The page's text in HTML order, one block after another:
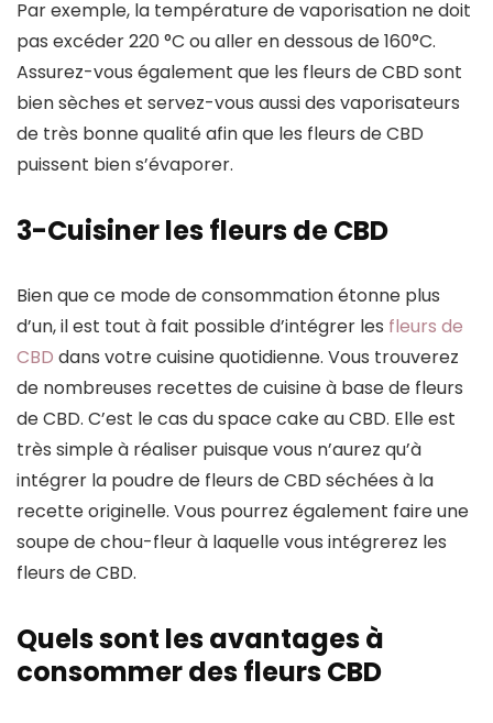
Par exemple, la température de vaporisation ne doit
pas excéder 220 °C ou aller en dessous de 160°C.
Assurez-vous également que les fleurs de CBD sont
bien sèches et servez-vous aussi des vaporisateurs
de très bonne qualité afin que les fleurs de CBD
puissent bien s’évaporer.
3-Cuisiner les fleurs de CBD
Bien que ce mode de consommation étonne plus
d’un, il est tout à fait possible d’intégrer les fleurs de
CBD dans votre cuisine quotidienne. Vous trouverez
de nombreuses recettes de cuisine à base de fleurs
de CBD. C’est le cas du space cake au CBD. Elle est
très simple à réaliser puisque vous n’aurez qu’à
intégrer la poudre de fleurs de CBD séchées à la
recette originelle. Vous pourrez également faire une
soupe de chou-fleur à laquelle vous intégrerez les
fleurs de CBD.
Quels sont les avantages à
consommer des fleurs CBD